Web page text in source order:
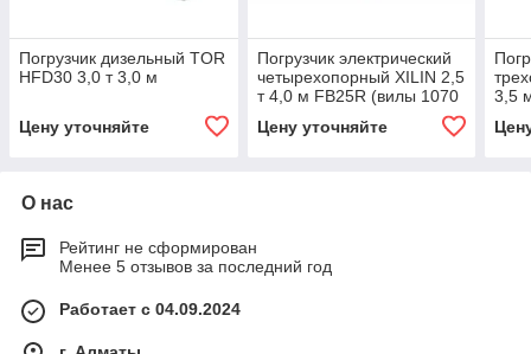
Погрузчик дизельный TOR
HFD30 3,0 т 3,0 м
Цену уточняйте
Погрузчик электрический
четырехопорный XILIN 2,5
т 4,0 м FB25R (вилы 1070
Цену уточняйте
3,5
О нас
Рейтинг не сформирован
Менее 5 отзывов за последний год
Работает с 04.09.2024